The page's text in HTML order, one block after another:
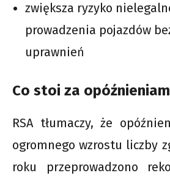
zwiększa ryzyko
prowadzenia pojazdów
uprawnień
Co stoi za
RSA tłumaczy, że
ogromnego wzrostu liczby
roku przeprowadzono